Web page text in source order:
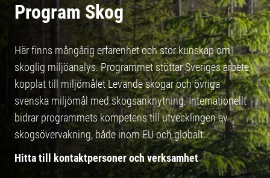
Program Skog
Här finns mångårig erfarenhet och stor kunskap om
skoglig miljöanalys. Programmet stöttar Sveriges arbete
kopplat till miljömålet Levande skogar och övriga
svenska miljömål med skogsanknytning. Internationellt
bidrar programmets kompetens till utvecklingen av
skogsövervakning, både inom EU och globalt.
Hitta till kontaktpersoner och verksamhet